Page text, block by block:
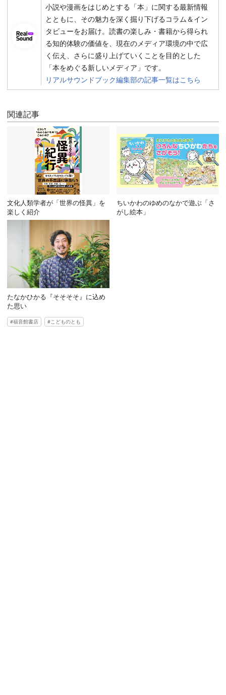
小説や漫画をはじめとする「本」に関する最新情報
とともに、その魅力を深く掘り下げるコラム＆イン
タビューをお届け。読書の楽しみ・書籍から得られ
る知的体験の価値を、現在のメディア環境の中で広
く伝え、さらに盛り上げていくことを目的とした
「本をめぐる新しいメディア」です。
リアルサウンドブック編集部の記事一覧はこちら
関連記事
文化人類学者が「世界の怪異」を
楽しく紹介
ちいかわのゆめのなかで遊ぶ「さ
がし絵本」
たなかひかる『そそそそ』に込め
た思い
福音館書店 こどものとも